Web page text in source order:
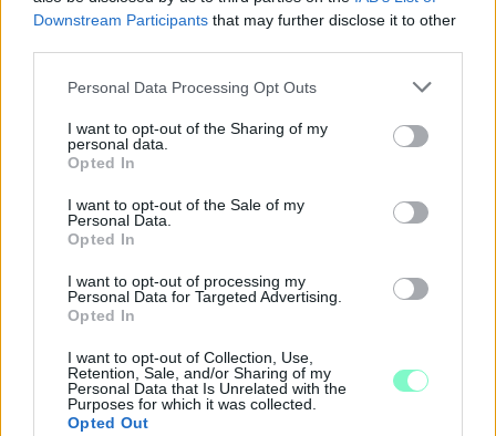
Downstream Participants that may further disclose it to other
Please note that this website/app uses one or more Google
not limited to your visit or usage behaviour. You may click to
grant or deny consent to Google and its third-party tags to
use your data for below specified purposes in below Google
consent section.
Personal Data Processing Opt Outs
I want to opt-out of the Sharing of my
personal data.
Opted In
I want to opt-out of the Sale of my
Personal Data.
Opted In
I want to opt-out of processing my
Personal Data for Targeted Advertising.
Opted In
I want to opt-out of Collection, Use,
Retention, Sale, and/or Sharing of my
Personal Data that Is Unrelated with the
Purposes for which it was collected.
Opted Out
NŐVERŐ SZOMBATHELYI FÉRFI ELLEN EMELT
VÁDAT AZ ÜGYÉSZSÉG
Szólj hozzá!